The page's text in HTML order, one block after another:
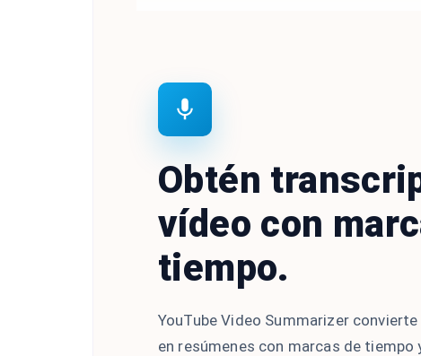
Obtén
vídeo con
tiempo.
YouTube Video Summarizer
en resúmenes con marcas de tiempo